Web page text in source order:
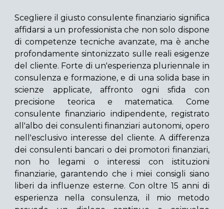
Scegliere il giusto consulente finanziario significa
affidarsi a un professionista che non solo dispone
di competenze tecniche avanzate, ma è anche
profondamente sintonizzato sulle reali esigenze
del cliente. Forte di un'esperienza pluriennale in
consulenza e formazione, e di una solida base in
scienze applicate, affronto ogni sfida con
precisione teorica e matematica. Come
consulente finanziario indipendente, registrato
all'albo dei consulenti finanziari autonomi, opero
nell'esclusivo interesse del cliente. A differenza
dei consulenti bancari o dei promotori finanziari,
non ho legami o interessi con istituzioni
finanziarie, garantendo che i miei consigli siano
liberi da influenze esterne. Con oltre 15 anni di
esperienza nella consulenza, il mio metodo